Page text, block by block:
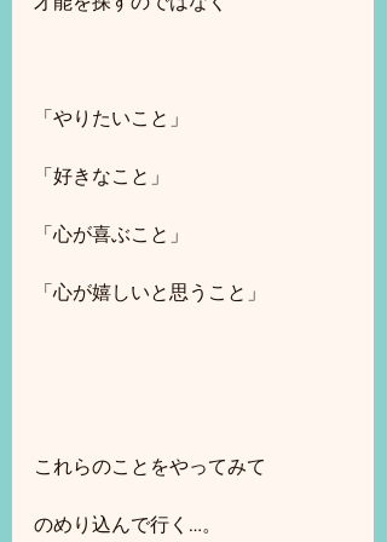
「やりたいこと」
「好きなこと」
「心が喜ぶこと」
「心が嬉しいと思うこと」
これらのことをやってみて
のめり込んで行く…。